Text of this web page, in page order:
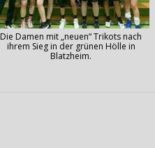
Die Damen mit „neuen“ Trikots nach
ihrem Sieg in der grünen Hölle in
Blatzheim.